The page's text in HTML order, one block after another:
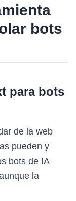
bots
para bots
de la web
pueden y
bots de IA
la